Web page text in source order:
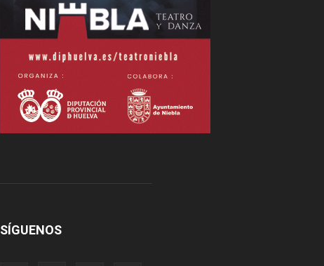
SÍGUENOS